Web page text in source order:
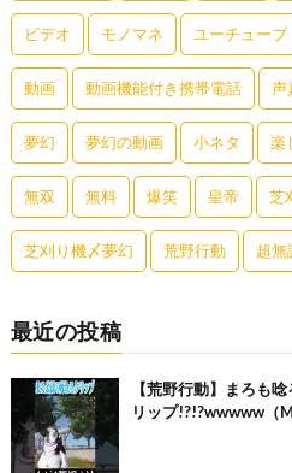
ビデオ モノマネ ユーチューブ
動画 動画機能付き携帯電話 声
夢幻 夢幻の動画 小ネタ 楽
無双 無料 爆笑 皇帝 芝
芝刈り機〆夢幻 荒野行動 超無
最近の投稿
【荒野行動】まろも
リップ!?!?wwwww（